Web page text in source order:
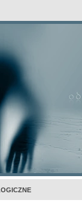
zaawansowane